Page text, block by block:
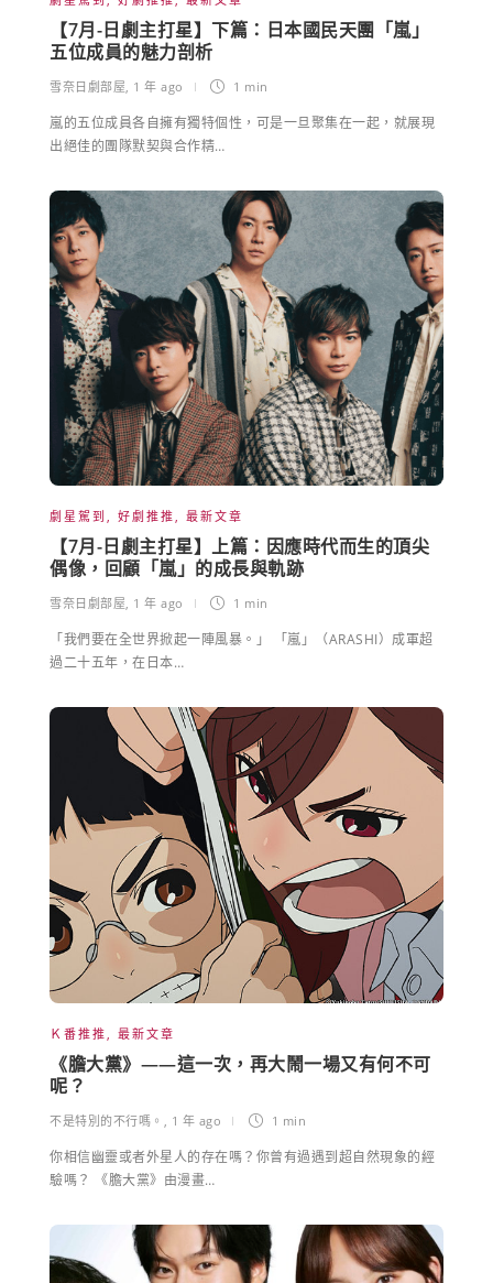
【7月-日劇主打星】下篇：日本國民天團「嵐」
五位成員的魅力剖析
雪奈日劇部屋 1 年 ago 1 min
嵐的五位成員各自擁有獨特個性，可是一旦聚集在一起，就展現
出絕佳的團隊默契與合作精…
劇星駕到 , 好劇推推, 最新文章
【7月-日劇主打星】上篇：因應時代而生的頂尖
偶像，回顧「嵐」的成長與軌跡
雪奈日劇部屋, 1 年 ago 1 min
「我們要在全世界掀起一陣風暴。」 「嵐」（ARASHI）成軍超
過二十五年，在日本…
Ｋ番推推 最新文章
《膽大黨》——這一次，再大鬧一場又有何不可
呢？
不是特別的不行嗎。 1 年 ago 1 min
你相信幽靈或者外星人的存在嗎？你曾有過遇到超自然現象的經
驗嗎？ 《膽大黨》由漫畫…